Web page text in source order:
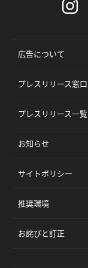
広告について
プレスリリース窓口
プレスリリース一覧
お知らせ
サイトポリシー
推奨環境
お詫びと訂正